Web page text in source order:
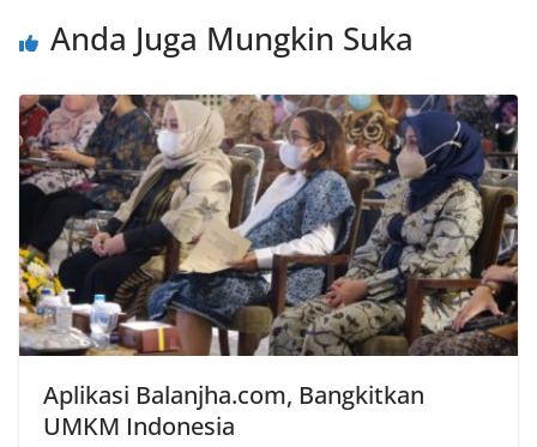
Anda Juga Mungkin Suka
Aplikasi Balanjha.com, Bangkitkan
UMKM Indonesia